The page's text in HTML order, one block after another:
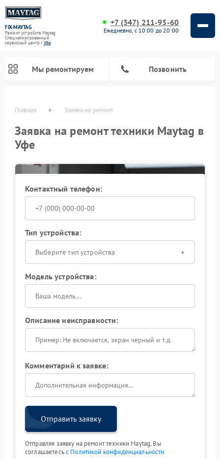
FIX-MAYTAG
Ремонт устройств Maytag
Специализированный
cервисный центр г.Уфа
+7 (347) 211-93-60
Ежедневно, с 10:00 до 20:00
Мы ремонтируем Позвонить
Главная Заявка на ремонт
Заявка на ремонт техники Maytag в
Уфе
Контактный телефон:
Тип устройства:
Выберите тип устройства
Модель устройства:
Описание неисправности:
Комментарий к заявке:
Отправить заявку
Отправляя заявку на ремонт техники Maytag, Вы
соглашаетесь с Политикой конфиденциальности